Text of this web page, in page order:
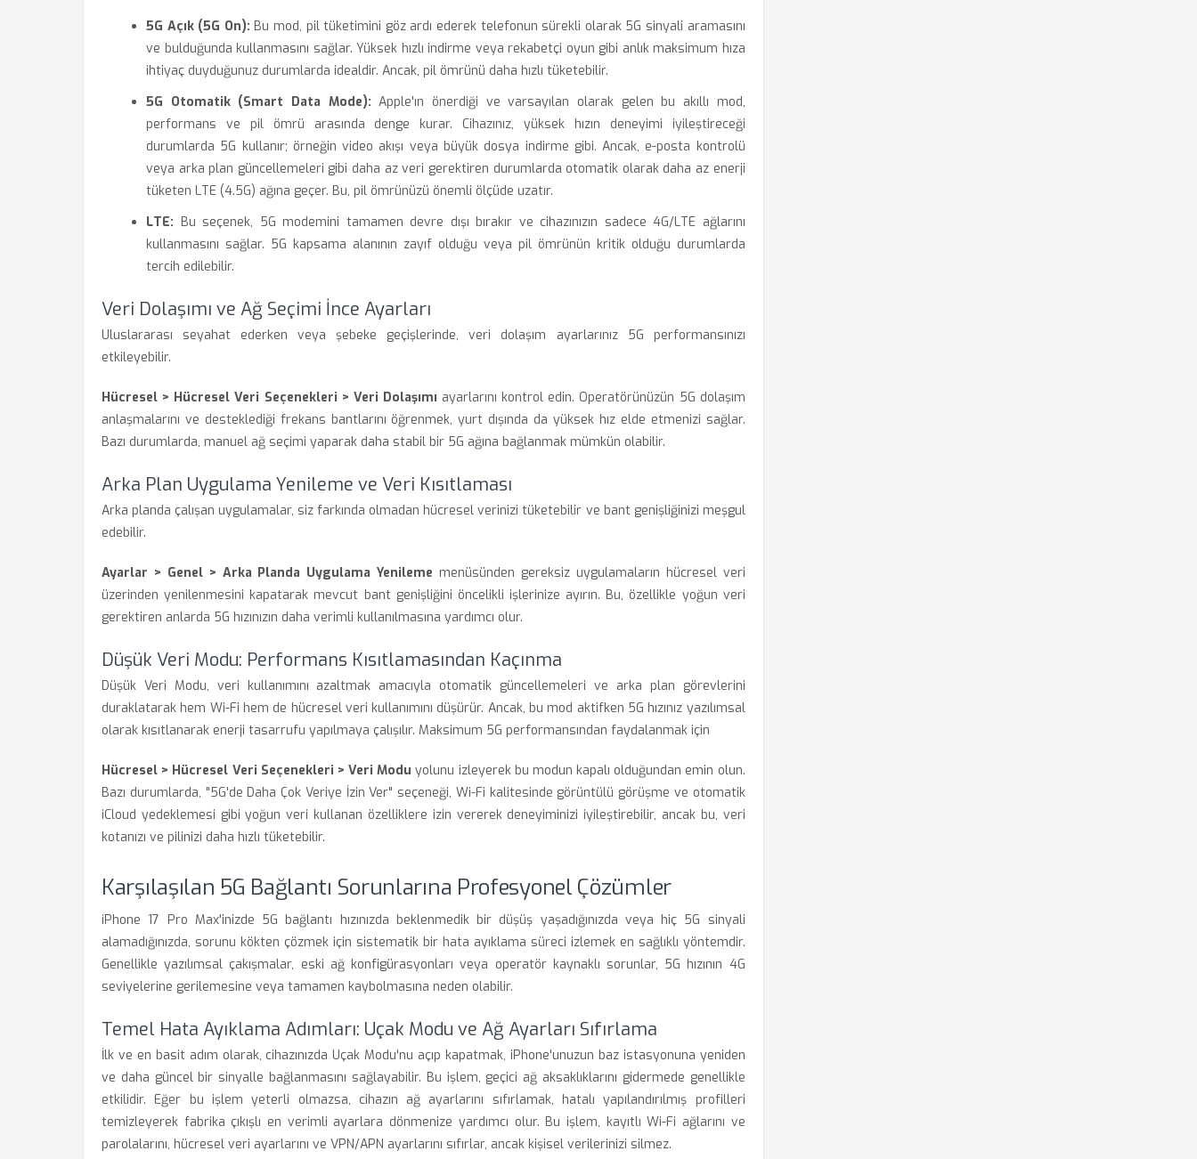
5G Açık (5G On): Bu mod, pil tüketimini göz ardı ederek telefonun sürekli olarak 5G sinyali aramasını
ve bulduğunda kullanmasını sağlar. Yüksek hızlı indirme veya rekabetçi oyun gibi anlık maksimum hıza
ihtiyaç duyduğunuz durumlarda idealdir. Ancak, pil ömrünü daha hızlı tüketebilir.
5G Otomatik (Smart Data Mode): Apple'ın önerdiği ve varsayılan olarak gelen bu akıllı mod,
performans ve pil ömrü arasında denge kurar. Cihazınız, yüksek hızın deneyimi iyileştireceği
durumlarda 5G kullanır; örneğin video akışı veya büyük dosya indirme gibi. Ancak, e-posta kontrolü
veya arka plan güncellemeleri gibi daha az veri gerektiren durumlarda otomatik olarak daha az enerji
tüketen LTE (4.5G) ağına geçer. Bu, pil ömrünüzü önemli ölçüde uzatır.
LTE: Bu seçenek, 5G modemini tamamen devre dışı bırakır ve cihazınızın sadece 4G/LTE ağlarını
kullanmasını sağlar. 5G kapsama alanının zayıf olduğu veya pil ömrünün kritik olduğu durumlarda
tercih edilebilir.
Veri Dolaşımı ve Ağ Seçimi İnce Ayarları
Uluslararası seyahat ederken veya şebeke geçişlerinde, veri dolaşım ayarlarınız 5G performansınızı
etkileyebilir.
Hücresel > Hücresel Veri Seçenekleri > Veri Dolaşımı ayarlarını kontrol edin. Operatörünüzün 5G dolaşım
anlaşmalarını ve desteklediği frekans bantlarını öğrenmek, yurt dışında da yüksek hız elde etmenizi sağlar.
Bazı durumlarda, manuel ağ seçimi yaparak daha stabil bir 5G ağına bağlanmak mümkün olabilir.
Arka Plan Uygulama Yenileme ve Veri Kısıtlaması
Arka planda çalışan uygulamalar, siz farkında olmadan hücresel verinizi tüketebilir ve bant genişliğinizi meşgul
edebilir.
Ayarlar > Genel > Arka Planda Uygulama Yenileme menüsünden gereksiz uygulamaların hücresel veri
üzerinden yenilenmesini kapatarak mevcut bant genişliğini öncelikli işlerinize ayırın. Bu, özellikle yoğun veri
gerektiren anlarda 5G hızınızın daha verimli kullanılmasına yardımcı olur.
Düşük Veri Modu: Performans Kısıtlamasından Kaçınma
Düşük Veri Modu, veri kullanımını azaltmak amacıyla otomatik güncellemeleri ve arka plan görevlerini
duraklatarak hem Wi-Fi hem de hücresel veri kullanımını düşürür. Ancak, bu mod aktifken 5G hızınız yazılımsal
olarak kısıtlanarak enerji tasarrufu yapılmaya çalışılır. Maksimum 5G performansından faydalanmak için
Hücresel > Hücresel Veri Seçenekleri > Veri Modu yolunu izleyerek bu modun kapalı olduğundan emin olun.
Bazı durumlarda, "5G'de Daha Çok Veriye İzin Ver" seçeneği, Wi-Fi kalitesinde görüntülü görüşme ve otomatik
iCloud yedeklemesi gibi yoğun veri kullanan özelliklere izin vererek deneyiminizi iyileştirebilir, ancak bu, veri
kotanızı ve pilinizi daha hızlı tüketebilir.
Karşılaşılan 5G Bağlantı Sorunlarına Profesyonel Çözümler
iPhone 17 Pro Max'inizde 5G bağlantı hızınızda beklenmedik bir düşüş yaşadığınızda veya hiç 5G sinyali
alamadığınızda, sorunu kökten çözmek için sistematik bir hata ayıklama süreci izlemek en sağlıklı yöntemdir.
Genellikle yazılımsal çakışmalar, eski ağ konfigürasyonları veya operatör kaynaklı sorunlar, 5G hızının 4G
seviyelerine gerilemesine veya tamamen kaybolmasına neden olabilir.
Temel Hata Ayıklama Adımları: Uçak Modu ve Ağ Ayarları Sıfırlama
İlk ve en basit adım olarak, cihazınızda Uçak Modu'nu açıp kapatmak, iPhone'unuzun baz istasyonuna yeniden
ve daha güncel bir sinyalle bağlanmasını sağlayabilir. Bu işlem, geçici ağ aksaklıklarını gidermede genellikle
etkilidir. Eğer bu işlem yeterli olmazsa, cihazın ağ ayarlarını sıfırlamak, hatalı yapılandırılmış profilleri
temizleyerek fabrika çıkışlı en verimli ayarlara dönmenize yardımcı olur. Bu işlem, kayıtlı Wi-Fi ağlarını ve
parolalarını, hücresel veri ayarlarını ve VPN/APN ayarlarını sıfırlar, ancak kişisel verilerinizi silmez.